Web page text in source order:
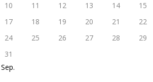
10
11 12 13 14 15
17
18 19 20 21 22
24
25 26 27 28 29
31